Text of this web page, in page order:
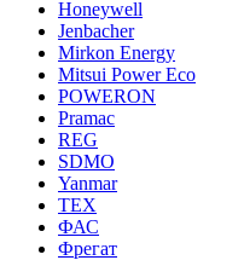
Honeywell
Jenbacher
Mirkon Energy
Mitsui Power Eco
POWERON
Pramac
REG
SDMO
Yanmar
ТЕХ
ФАС
Фрегат